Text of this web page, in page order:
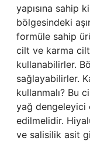
yapısına sahip
bölgesindeki
formüle sahip
cilt ve karma
kullanabilirler.
sağlayabilirler.
kullanmalı? Bu
yağ dengeleyici
edilmelidir.
ve salisilik asit